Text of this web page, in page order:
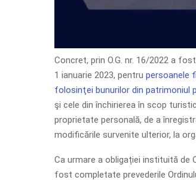
Concret, prin O.G. nr. 16/2022 a
1 ianuarie 2023, pentru persoanele
folosinţei bunurilor din patrimoniul
şi cele din închirierea în scop
proprietate personală, de a
modificările survenite ulterior, la
Ca urmare a obligației instituită de
fost completate prevederile